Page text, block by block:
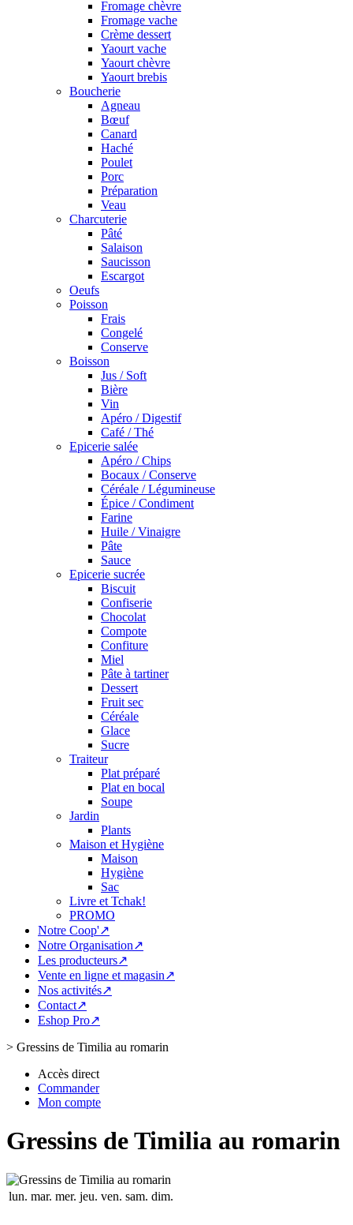
Fromage chèvre
Fromage vache
Crème dessert
Yaourt vache
Yaourt chèvre
Yaourt brebis
Boucherie
Agneau
Bœuf
Canard
Haché
Poulet
Porc
Préparation
Veau
Charcuterie
Pâté
Salaison
Saucisson
Escargot
Oeufs
Poisson
Frais
Congelé
Conserve
Boisson
Jus / Soft
Bière
Vin
Apéro / Digestif
Café / Thé
Epicerie salée
Apéro / Chips
Bocaux / Conserve
Céréale / Légumineuse
Épice / Condiment
Farine
Huile / Vinaigre
Pâte
Sauce
Epicerie sucrée
Biscuit
Confiserie
Chocolat
Compote
Confiture
Miel
Pâte à tartiner
Dessert
Fruit sec
Céréale
Glace
Sucre
Traiteur
Plat préparé
Plat en bocal
Soupe
Jardin
Plants
Maison et Hygiène
Maison
Hygiène
Sac
Livre et Tchak!
PROMO
Notre Coop'↗
Notre Organisation↗
Les producteurs↗
Vente en ligne et magasin↗
Nos activités↗
Contact↗
Eshop Pro↗
> Gressins de Timilia au romarin
Accès direct
Commander
Mon compte
Gressins de Timilia au romarin
lun. mar. mer. jeu. ven. sam. dim.